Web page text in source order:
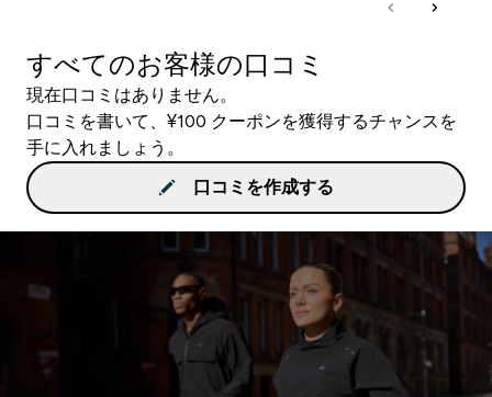
すべてのお客様の口コミ
現在口コミはありません。
口コミを書いて、¥100 クーポンを獲得するチャンスを
手に入れましょう。
口コミを作成する